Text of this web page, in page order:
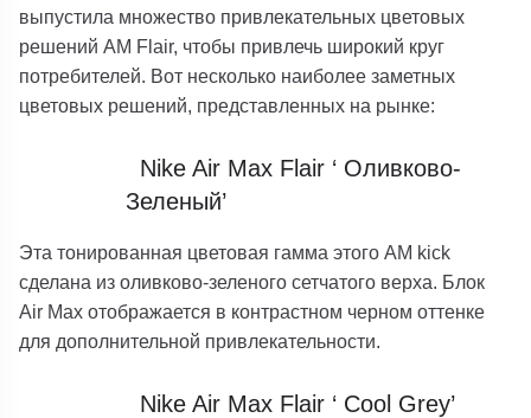
выпустила множество привлекательных цветовых
решений AM Flair, чтобы привлечь широкий круг
потребителей. Вот несколько наиболее заметных
цветовых решений, представленных на рынке:
Nike Air Max Flair ‘ Оливково-
Зеленый’
Эта тонированная цветовая гамма этого AM kick
сделана из оливково-зеленого сетчатого верха. Блок
Air Max отображается в контрастном черном оттенке
для дополнительной привлекательности.
Nike Air Max Flair ‘ Cool Grey’